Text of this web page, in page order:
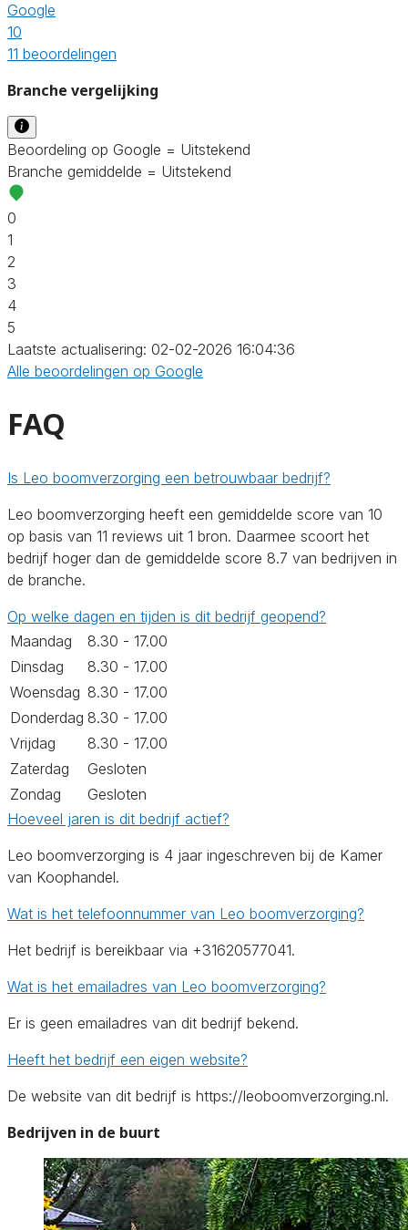
Google
10
11 beoordelingen
Branche vergelijking
Beoordeling op Google = Uitstekend
Branche gemiddelde = Uitstekend
0
1
2
3
4
5
Laatste actualisering: 02-02-2026 16:04:36
Alle beoordelingen op Google
FAQ
Is Leo boomverzorging een betrouwbaar bedrijf?
Leo boomverzorging heeft een gemiddelde score van 10
op basis van 11 reviews uit 1 bron. Daarmee scoort het
bedrijf hoger dan de gemiddelde score 8.7 van bedrijven in
de branche.
Op welke dagen en tijden is dit bedrijf geopend?
Maandag
8.30 - 17.00
Dinsdag
8.30 - 17.00
Woensdag 8.30 - 17.00
Donderdag 8.30 - 17.00
Vrijdag
8.30 - 17.00
Zaterdag
Gesloten
Zondag
Gesloten
Hoeveel jaren is dit bedrijf actief?
Leo boomverzorging is 4 jaar ingeschreven bij de Kamer
van Koophandel.
Wat is het telefoonnummer van Leo boomverzorging?
Het bedrijf is bereikbaar via +31620577041.
Wat is het emailadres van Leo boomverzorging?
Er is geen emailadres van dit bedrijf bekend.
Heeft het bedrijf een eigen website?
De website van dit bedrijf is https://leoboomverzorging.nl.
Bedrijven in de buurt